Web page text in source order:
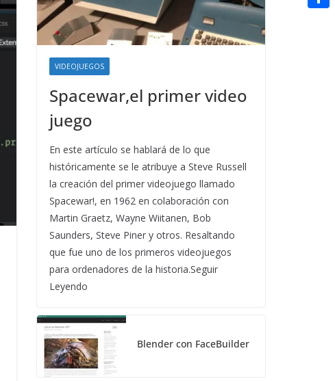
VIDEOJUEGOS
Spacewar,el primer video
juego
En este artículo se hablará de lo que
históricamente se le atribuye a Steve Russell
la creación del primer videojuego llamado
Spacewar!, en 1962 en colaboración con
Martin Graetz, Wayne Wiitanen, Bob
Saunders, Steve Piner y otros. Resaltando
que fue uno de los primeros videojuegos
para ordenadores de la historia.Seguir
Leyendo
Blender con FaceBuilder
n
a